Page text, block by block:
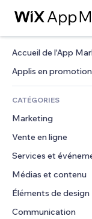
Accueil de l'App
Applis en promotion
CATÉGORIES
Marketing
Publicités
Mobile
Données analytiques
Réseaux sociaux
Vente en ligne
Applis pour les
Expédition et livraison
Boutons Vente
Services et
Hôtels
Événements
Restaurants
Médias et contenu
Galerie
Musique
Éléments de design
Cartes et navigation